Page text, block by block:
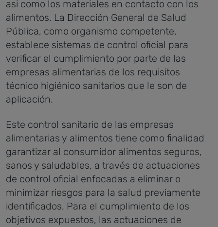
asi como los materiales en contacto con los
alimentos. La Dirección General de Salud
Pública, como organismo competente,
establece sistemas de control oficial para
verificar el cumplimiento por parte de las
empresas alimentarias de los requisitos
técnico higiénico sanitarios que le son de
aplicación.
Este control sanitario de las empresas
alimentarias y alimentos tiene como finalidad
garantizar al consumidor alimentos seguros,
sanos y saludables, a través de actuaciones
de control oficial enfocadas a eliminar o
minimizar riesgos para la salud previamente
identificados. Para el cumplimiento de los
objetivos expuestos, las actuaciones de